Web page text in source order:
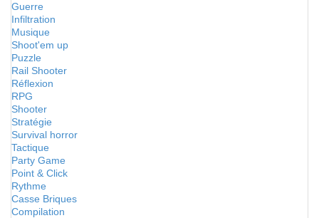
Guerre
Infiltration
Musique
Shoot'em up
Puzzle
Rail Shooter
Réflexion
RPG
Shooter
Stratégie
Survival horror
Tactique
Party Game
Point & Click
Rythme
Casse Briques
Compilation